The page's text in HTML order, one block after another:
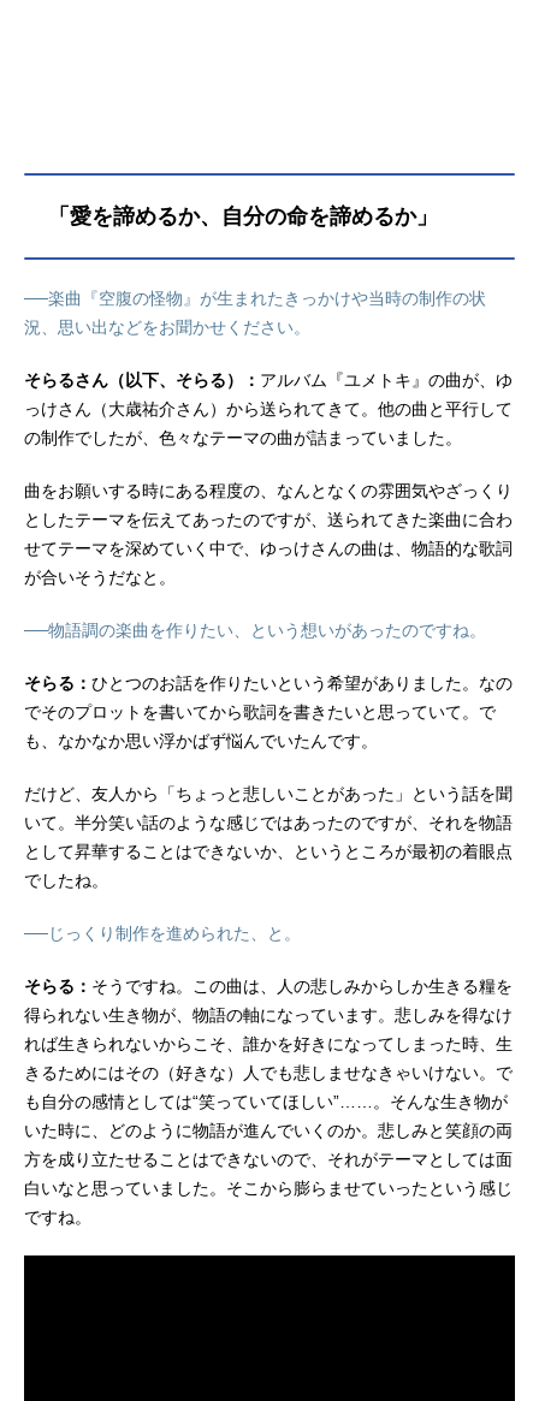
「愛を諦めるか、自分の命を諦めるか」
──楽曲『空腹の怪物』が生まれたきっかけや当時の制作の状
況、思い出などをお聞かせください。
そらるさん（以下、そらる）： アルバム『ユメトキ』の曲が、ゆ
っけさん（大歳祐介さん）から送られてきて。他の曲と平行して
の制作でしたが、色々なテーマの曲が詰まっていました。
曲をお願いする時にある程度の、なんとなくの雰囲気やざっくり
としたテーマを伝えてあったのですが、送られてきた楽曲に合わ
せてテーマを深めていく中で、ゆっけさんの曲は、物語的な歌詞
が合いそうだなと。
──物語調の楽曲を作りたい、という想いがあったのですね。
そらる： ひとつのお話を作りたいという希望がありました。なの
でそのプロットを書いてから歌詞を書きたいと思っていて。で
も、なかなか思い浮かばず悩んでいたんです。
だけど、友人から「ちょっと悲しいことがあった」という話を聞
いて。半分笑い話のような感じではあったのですが、それを物語
として昇華することはできないか、というところが最初の着眼点
でしたね。
──じっくり制作を進められた、と。
そらる： そうですね。この曲は、人の悲しみからしか生きる糧を
得られない生き物が、物語の軸になっています。悲しみを得なけ
れば生きられないからこそ、誰かを好きになってしまった時、生
きるためにはその（好きな）人でも悲しませなきゃいけない。で
も自分の感情としては“笑っていてほしい”……。そんな生き物が
いた時に、どのように物語が進んでいくのか。悲しみと笑顔の両
方を成り立たせることはできないので、それがテーマとしては面
白いなと思っていました。そこから膨らませていったという感じ
ですね。